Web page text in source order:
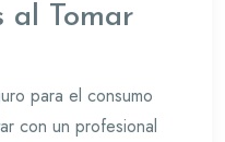
al Tomar
para el consumo
con un profesional